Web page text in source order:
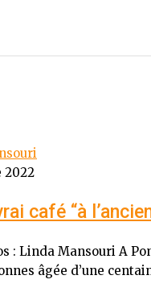
2022
café “à
: Linda Mansouri A
âgée d’une